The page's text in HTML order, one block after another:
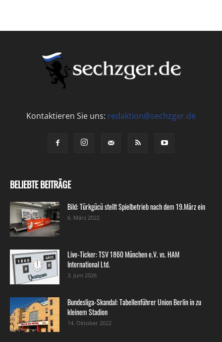
Kontaktieren Sie uns: redaktion@sechzger.de
BELIEBTE BEITRÄGE
Bild: Türkgücü stellt Spielbetrieb nach dem 19.März ein
6. März 2022
Live-Ticker: TSV 1860 München e.V. vs. HAM
International Ltd.
3. Juni 2026
Bundesliga-Skandal: Tabellenführer Union Berlin in zu
kleinem Stadion
14. Oktober 2022